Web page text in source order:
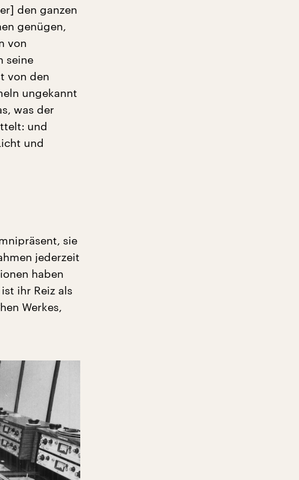
den ganzen
genügen,
von
seine
von den
ungekannt
was der
und
und
sie
jederzeit
haben
ihr Reiz als
Werkes,